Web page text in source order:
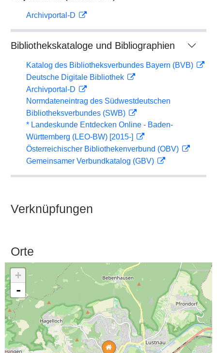
Archivportal-D
Bibliothekskataloge und Bibliographien
Katalog des Bibliotheksverbundes Bayern (BVB)
Deutsche Digitale Bibliothek
Archivportal-D
Normdateneintrag des Südwestdeutschen
Bibliotheksverbundes (SWB)
* Landeskunde Entdecken Online - Baden-
Württemberg (LEO-BW) [2015-]
Österreichischer Bibliothekenverbund (OBV)
Gemeinsamer Verbundkatalog (GBV)
Verknüpfungen
Orte
+
-